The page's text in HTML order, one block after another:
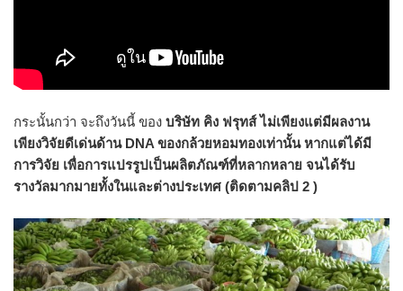
กระนั้นกว่า จะถึงวันนี้ ของ บริษัท คิง ฟรุทส์ ไม่เพียงแต่มีผลงาน
เพียงวิจัยดีเด่นด้าน DNA ของกล้วยหอมทองเท่านั้น หากแต่ได้มี
การวิจัย เพื่อการแปรรูปเป็นผลิตภัณฑ์ที่หลากหลาย จนได้รับ
รางวัลมากมายทั้งในและต่างประเทศ (ติดตามคลิป 2 )